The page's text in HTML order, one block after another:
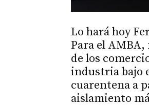
Lo hará hoy
Para el
de los
industria bajo
cuarentena a
aislamiento